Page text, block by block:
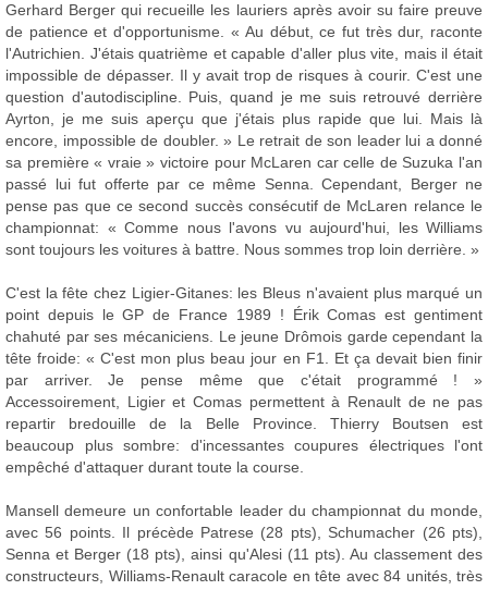
Gerhard Berger qui recueille les lauriers après avoir su faire preuve
de patience et d'opportunisme. « Au début, ce fut très dur, raconte
l'Autrichien. J'étais quatrième et capable d'aller plus vite, mais il était
impossible de dépasser. Il y avait trop de risques à courir. C'est une
question d'autodiscipline. Puis, quand je me suis retrouvé derrière
Ayrton, je me suis aperçu que j'étais plus rapide que lui. Mais là
encore, impossible de doubler. » Le retrait de son leader lui a donné
sa première « vraie » victoire pour McLaren car celle de Suzuka l'an
passé lui fut offerte par ce même Senna. Cependant, Berger ne
pense pas que ce second succès consécutif de McLaren relance le
championnat: « Comme nous l'avons vu aujourd'hui, les Williams
sont toujours les voitures à battre. Nous sommes trop loin derrière. »
C'est la fête chez Ligier-Gitanes: les Bleus n'avaient plus marqué un
point depuis le GP de France 1989 ! Érik Comas est gentiment
chahuté par ses mécaniciens. Le jeune Drômois garde cependant la
tête froide: « C'est mon plus beau jour en F1. Et ça devait bien finir
par arriver. Je pense même que c'était programmé ! »
Accessoirement, Ligier et Comas permettent à Renault de ne pas
repartir bredouille de la Belle Province. Thierry Boutsen est
beaucoup plus sombre: d'incessantes coupures électriques l'ont
empêché d'attaquer durant toute la course.
Mansell demeure un confortable leader du championnat du monde,
avec 56 points. Il précède Patrese (28 pts), Schumacher (26 pts),
Senna et Berger (18 pts), ainsi qu'Alesi (11 pts). Au classement des
constructeurs, Williams-Renault caracole en tête avec 84 unités, très